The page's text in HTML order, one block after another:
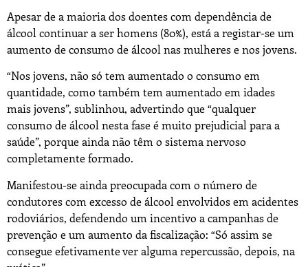
Apesar de a maioria dos doentes com dependência de
álcool continuar a ser homens (80%), está a registar-se um
aumento de consumo de álcool nas mulheres e nos jovens.
“Nos jovens, não só tem aumentado o consumo em
quantidade, como também tem aumentado em idades
mais jovens”, sublinhou, advertindo que “qualquer
consumo de álcool nesta fase é muito prejudicial para a
saúde”, porque ainda não têm o sistema nervoso
completamente formado.
Manifestou-se ainda preocupada com o número de
condutores com excesso de álcool envolvidos em acidentes
rodoviários, defendendo um incentivo a campanhas de
prevenção e um aumento da fiscalização: “Só assim se
consegue efetivamente ver alguma repercussão, depois, na